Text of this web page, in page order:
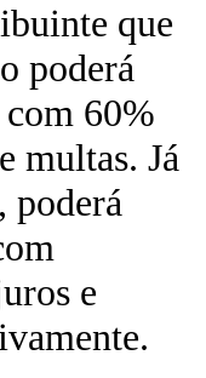
que
poderá
60%
multas. Já
poderá
e